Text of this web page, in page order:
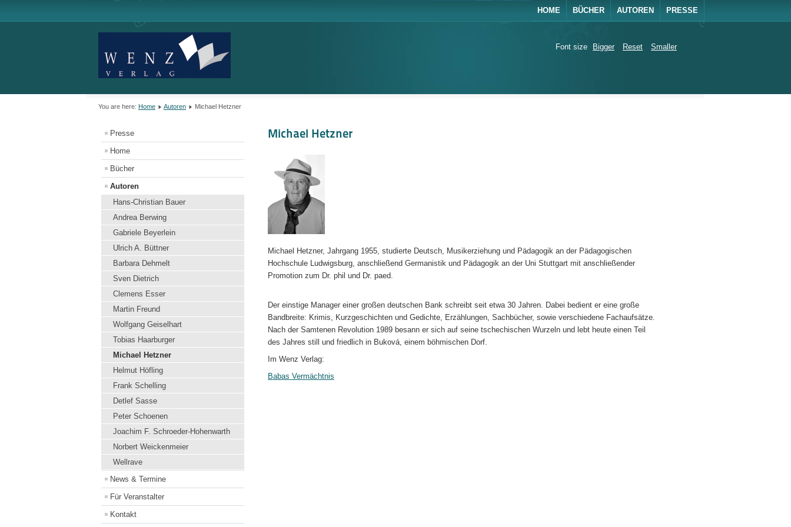
HOME BÜCHER AUTOREN PRESSE
Font size Bigger Reset Smaller
You are here: Home Autoren Michael Hetzner
Presse
Home
Bücher
Autoren
Hans-Christian Bauer
Andrea Berwing
Gabriele Beyerlein
Ulrich A. Büttner
Barbara Dehmelt
Sven Dietrich
Clemens Esser
Martin Freund
Wolfgang Geiselhart
Tobias Haarburger
Michael Hetzner
Helmut Höfling
Frank Schelling
Detlef Sasse
Peter Schoenen
Joachim F. Schroeder-Hohenwarth
Norbert Weickenmeier
Wellrave
News & Termine
Für Veranstalter
Kontakt
Michael Hetzner
Michael Hetzner, Jahrgang 1955, studierte Deutsch, Musikerziehung und Pädagogik an der Pädagogischen
Hochschule Ludwigsburg, anschließend Germanistik und Pädagogik an der Uni Stuttgart mit anschließender
Promotion zum Dr. phil und Dr. paed.
Der einstige Manager einer großen deutschen Bank schreibt seit etwa 30 Jahren. Dabei bedient er eine große
Bandbreite:­ Krimis, Kurzgeschichten und Gedichte, Erzählungen, Sachbücher, sowie verschiedene Fachaufsätze.
Nach der Samtenen Revolution 1989 besann er sich auf seine tschechischen Wurzeln und lebt heute einen Teil
des Jahres still und friedlich in Buková, einem böhmischen Dorf.
Im Wenz Verlag:
Babas Vermächtnis